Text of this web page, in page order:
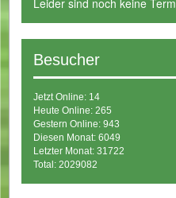
Besucher
Jetzt Online: 14
Heute Online: 265
Gestern Online: 943
Diesen Monat: 6049
Letzter Monat: 31722
Total: 2029082